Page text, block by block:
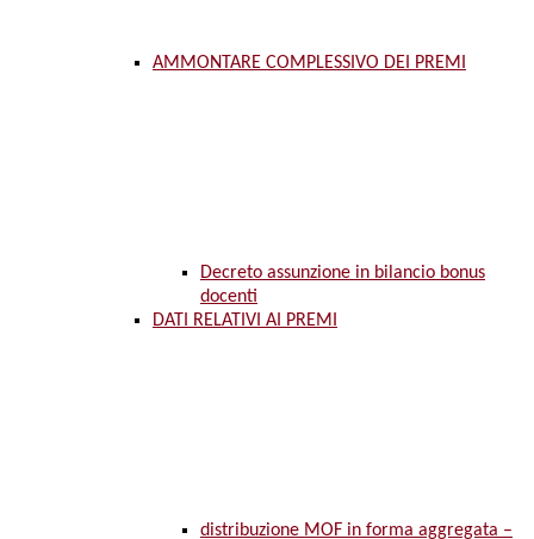
AMMONTARE COMPLESSIVO DEI PREMI
Decreto assunzione in bilancio bonus
docenti
DATI RELATIVI AI PREMI
distribuzione MOF in forma aggregata –